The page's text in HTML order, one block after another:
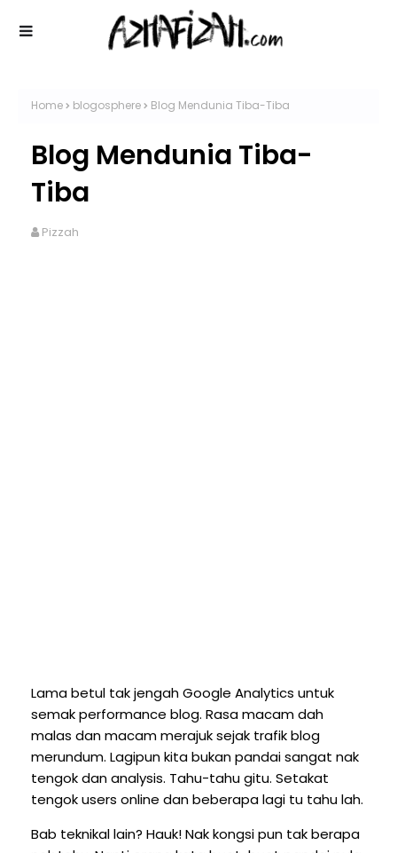
Home blogosphere Blog Mendunia Tiba-Tiba
Blog Mendunia Tiba-
Tiba
Pizzah
Lama betul tak jengah Google Analytics untuk
semak performance blog. Rasa macam dah
malas dan macam merajuk sejak trafik blog
merundum. Lagipun kita bukan pandai sangat nak
tengok dan analysis. Tahu-tahu gitu. Setakat
tengok users online dan beberapa lagi tu tahu lah.
Bab teknikal lain? Hauk! Nak kongsi pun tak berapa